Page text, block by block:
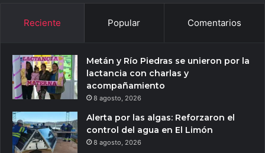
Reciente Popular Comentarios
Metán y Río Piedras se unieron por la
lactancia con charlas y
acompañamiento
8 agosto, 2026
Alerta por las algas: Reforzaron el
control del agua en El Limón
8 agosto, 2026